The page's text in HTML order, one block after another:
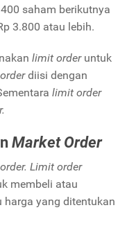
saham berikutnya
3.800 atau lebih.
limit orderuntuk
diisi dengan
limit order
Market Order
Limit order
membeli atau
harga yang ditentukan